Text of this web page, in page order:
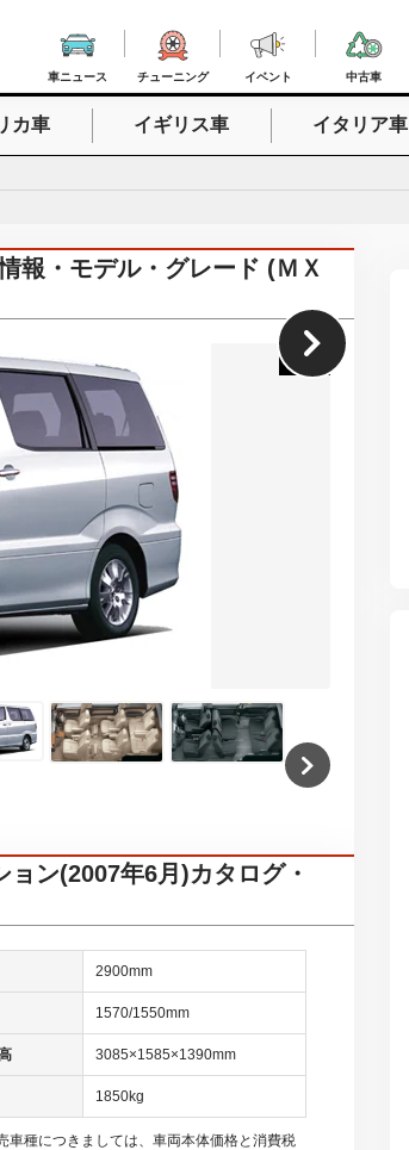
車ニュース チューニング イベント 中古車
カ車 イギリス車 イタリア車
報・モデル・グレード (ＭＸ
21
ン(2007年6月)カタログ・
2900mm
1570/1550mm
3085×1585×1390mm
1850kg
種につきましては、車両本体価格と消費税